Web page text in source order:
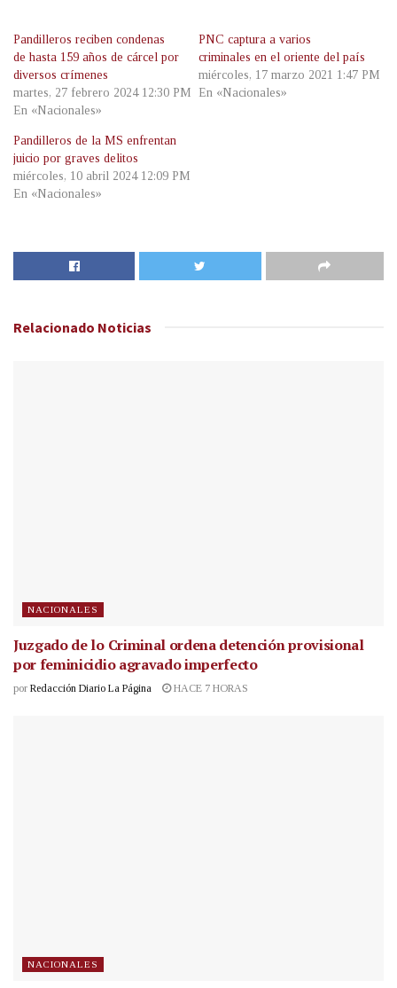
Pandilleros reciben condenas
de hasta 159 años de cárcel por
diversos crímenes
martes, 27 febrero 2024 12:30 PM
En «Nacionales»
PNC captura a varios
criminales en el oriente del país
miércoles, 17 marzo 2021 1:47 PM
En «Nacionales»
Pandilleros de la MS enfrentan
juicio por graves delitos
miércoles, 10 abril 2024 12:09 PM
En «Nacionales»
Relacionado Noticias
NACIONALES
Juzgado de lo Criminal ordena detención provisional
por feminicidio agravado imperfecto
por Redacción Diario La Página HACE 7 HORAS
NACIONALES